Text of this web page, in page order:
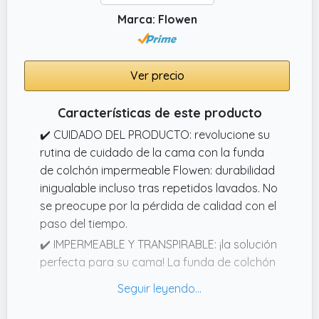
✔️ UNA NUEVA COMODIDAD PARA LA CAMA:
¡No más arrugas ni deslizamientos! El
protector de colchón Flowen está disponible
en dos variantes: con 4 elásticos resistentes
en las esquinas para una sujeción estable y
con esquinas elásticas como una sábana, de
suave microfibra blanca para una sensación
extra de confort. Diseñado para permanecer
siempre en su lugar, te garantiza un sueño
nocturno ininterrumpido.
Marca: Flowen
Ver precio
Características de este producto
✔️ CUIDADO DEL PRODUCTO: revolucione su
rutina de cuidado de la cama con la funda
de colchón impermeable Flowen: durabilidad
inigualable incluso tras repetidos lavados. No
se preocupe por la pérdida de calidad con el
paso del tiempo.
✔️ IMPERMEABLE Y TRANSPIRABLE: ¡la solución
perfecta para su cama! La funda de colchón
excepcional. Olvídese de las molestias del